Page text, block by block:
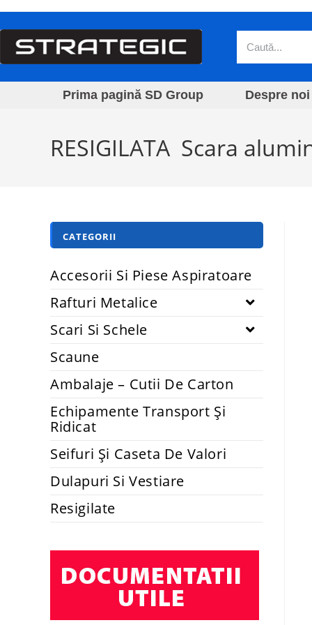
Prima pagină SD Group Despre noi
RESIGILATA Scara
CATEGORII
Accesorii Si Piese Aspiratoare
Rafturi Metalice
Scari Si Schele
Scaune
Ambalaje – Cutii De Carton
Echipamente Transport Și
Ridicat
Seifuri Și Caseta De Valori
Dulapuri Si Vestiare
Resigilate